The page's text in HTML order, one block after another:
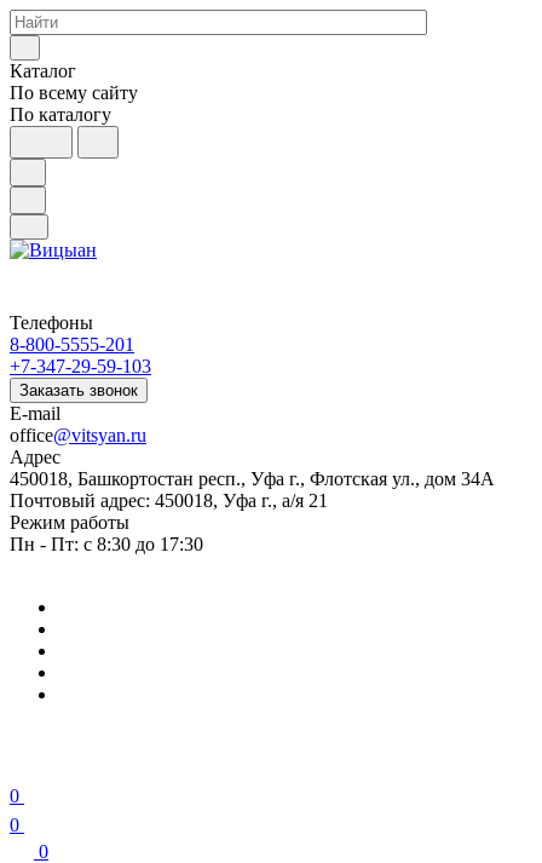
Каталог
По всему сайту
По каталогу
Телефоны
8-800-5555-201
+7-347-29-59-103
Заказать звонок
E-mail
office@vitsyan.ru
Адрес
450018, Башкортостан респ., Уфа г., Флотская ул., дом 34А
Почтовый адрес: 450018, Уфа г., а/я 21
Режим работы
Пн - Пт: с 8:30 до 17:30
0
0
0